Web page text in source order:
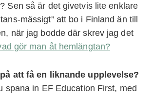
Sen så är det givetvis lite enklare
mässigt” att bo i Finland än till
när jag bodde där skrev jag det
gör man åt hemlängtan?
att få en liknande upplevelse?
spana in EF Education First, med